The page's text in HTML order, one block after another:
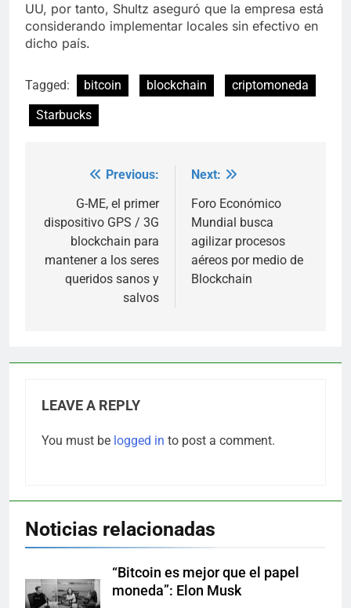
UU, por tanto, Shultz aseguró que la empresa está
considerando implementar locales sin efectivo en
dicho país.
Tagged: bitcoin blockchain
criptomoneda
Starbucks
navigation
Previous:
G-ME, el primer
dispositivo GPS / 3G
blockchain para
mantener a los seres
queridos sanos y
salvos
Next:
Foro Económico
Mundial busca
agilizar procesos
aéreos por medio de
Blockchain
LEAVE A REPLY
You must be logged in to post a comment.
Noticias relacionadas
“Bitcoin es mejor que el papel
moneda”: Elon Musk